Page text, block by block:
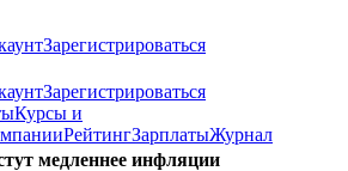
Зарегистрироваться
Зарегистрироваться
Курсы и
РейтингЗарплатыЖурнал
медленнее инфляции